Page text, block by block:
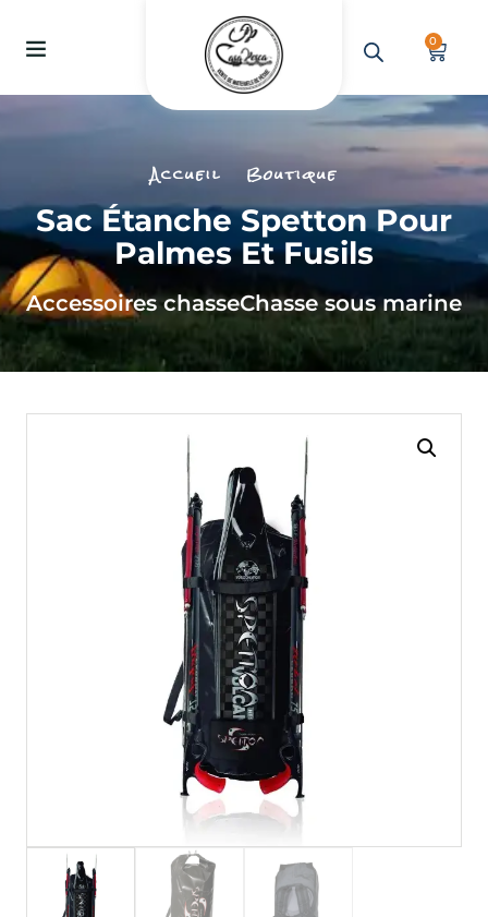
0
Accueil Boutique
Sac Étanche Spetton Pour
Palmes Et Fusils
Accessoires chasseChasse sous marine